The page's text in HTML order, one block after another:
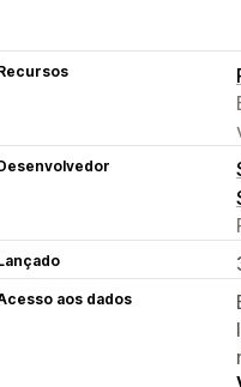
aos dados